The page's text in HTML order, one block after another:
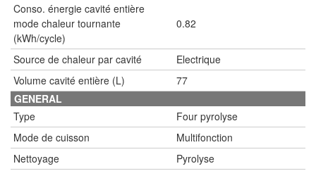
Conso. énergie cavité entière
mode chaleur tournante
(kWh/cycle)
0.82
Source de chaleur par cavité
Electrique
Volume cavité entière (L)
77
GENERAL
Type
Four pyrolyse
Mode de cuisson
Multifonction
Nettoyage
Pyrolyse